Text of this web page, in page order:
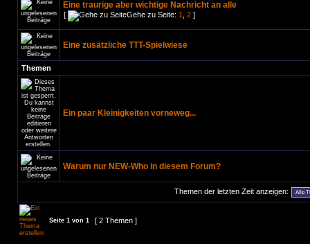
Eine traurige aber wichtige Nachricht an alle
[ Gehe zu Seite: 1 2 ]
Eine zusätzliche TTT-Spielwiese
Themen
Ein paar Kleinigkeiten vorneweg...
Warum nur NEW-Who in diesem Forum?
Themen der letzten Zeit anzeigen:
Seite 1 von 1 [ 2 Themen ]